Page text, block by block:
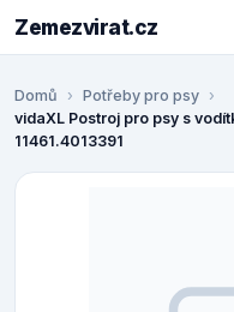
Zemezvirat.cz
Domů
Potřeby pro psy
vidaXL Postroj pro psy s
11461.4013391